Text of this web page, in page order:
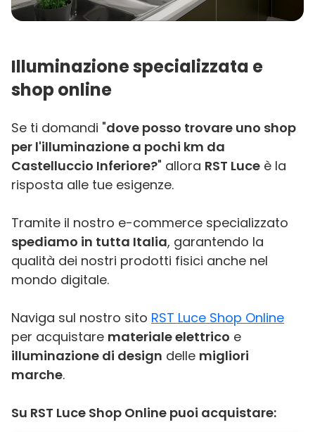
Illuminazione specializzata e
shop online
Se ti domandi "dove posso trovare uno shop
per l'illuminazione a pochi km da
Castelluccio Inferiore?" allora RST Luce è la
risposta alle tue esigenze.
Tramite il nostro e-commerce specializzato
spediamo in tutta Italia, garantendo la
qualità dei nostri prodotti fisici anche nel
mondo digitale.
Naviga sul nostro sito RST Luce Shop Online
per acquistare materiale elettrico e
illuminazione di design delle migliori
marche.
Su RST Luce Shop Online puoi acquistare: